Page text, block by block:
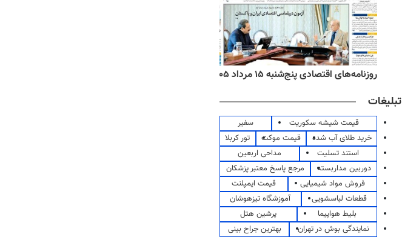
روزنامه‌های اقتصادی پنج‌شنبه ۱۵ مرداد ۱۴۰۵
تبلیغات
قیمت شیشه سکوریت
سفیر
خرید طلای آب شده
قیمت موکت
تور کربلا
استند تسلیت
مداحی اربعین
دوربین مداربسته
مرجع پاسخ معتبر پزشکان
فروش مواد شیمیایی
قیمت ایمپلنت
قطعات لباسشویی
آموزشگاه تیزهوشان
بلیط هواپیما
پرشین هتل
نمایندگی بوش در تهران
بهترین جراح بینی